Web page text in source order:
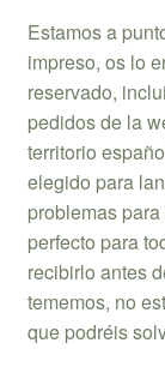
Estamos a
impreso, os lo
reservado,
pedidos de la
territorio
elegido para
problemas
perfecto para
recibirlo antes
tememos, no
que podréis